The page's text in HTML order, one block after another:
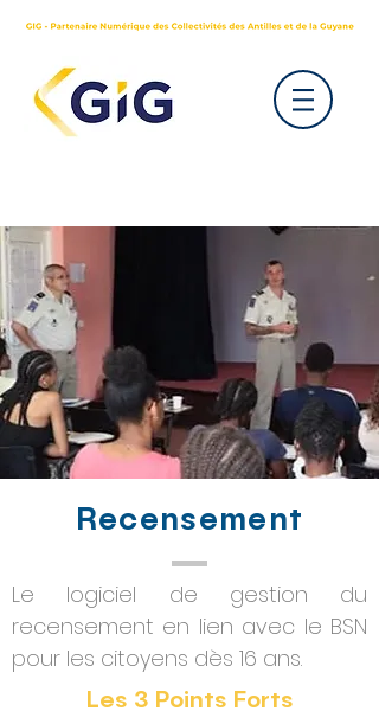
Recensement
Le logiciel de gestion du
recensement en lien avec le BSN
pour les citoyens dès 16 ans.
Les 3 Points Forts